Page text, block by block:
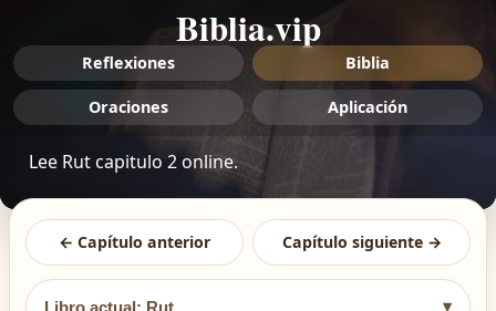
Biblia.vip
Reflexiones Biblia
Oraciones Aplicación
Lee Rut capitulo 2 online.
← Capítulo anterior Capítulo siguiente →
Libro actual: Rut ▾